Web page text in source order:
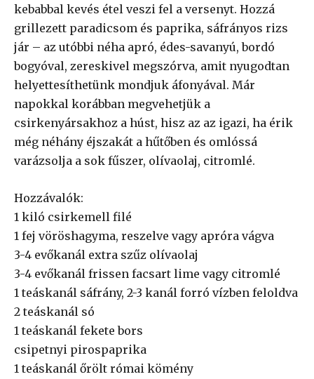
kebabbal kevés étel veszi fel a versenyt. Hozzá
grillezett paradicsom és paprika, sáfrányos rizs
jár – az utóbbi néha apró, édes-savanyú, bordó
bogyóval, zereskivel megszórva, amit nyugodtan
helyettesíthetünk mondjuk áfonyával. Már
napokkal korábban megvehetjük a
csirkenyársakhoz a húst, hisz az az igazi, ha érik
még néhány éjszakát a hűtőben és omlóssá
varázsolja a sok fűszer, olívaolaj, citromlé.
Hozzávalók:
1 kiló csirkemell filé
1 fej vöröshagyma, reszelve vagy apróra vágva
3-4 evőkanál extra szűz olívaolaj
3-4 evőkanál frissen facsart lime vagy citromlé
1 teáskanál sáfrány, 2-3 kanál forró vízben feloldva
2 teáskanál só
1 teáskanál fekete bors
csipetnyi pirospaprika
1 teáskanál őrölt római kömény